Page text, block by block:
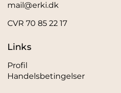
mail@erki.dk
CVR 70 85 22 17
Links
Profil
Handelsbetingelser